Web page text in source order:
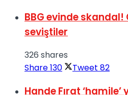
BBG evinde skandal!
seviştiler
326 shares
Share130 Tweet 82
Hande Fırat